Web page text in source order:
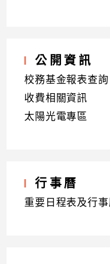
公開資訊
校務基金報表查詢
收費相關資訊
太陽光電專區
行事曆
重要日程表及行事